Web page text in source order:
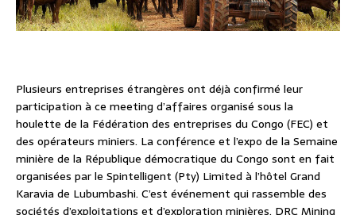
Plusieurs entreprises étrangères ont déjà confirmé leur
participation à ce meeting d’affaires organisé sous la
houlette de la Fédération des entreprises du Congo (FEC) et
des opérateurs miniers. La conférence et l’expo de la Semaine
minière de la République démocratique du Congo sont en fait
organisées par le Spintelligent (Pty) Limited à l’hôtel Grand
Karavia de Lubumbashi. C’est événement qui rassemble des
sociétés d’exploitations et d’exploration minières. DRC Mining